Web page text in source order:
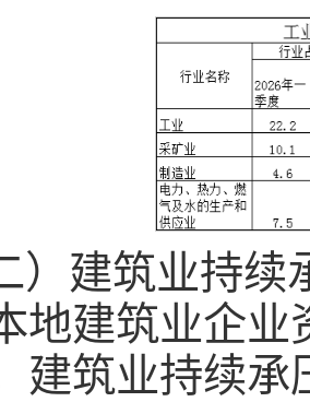
）建筑业持
地建筑业企业
建筑业持续